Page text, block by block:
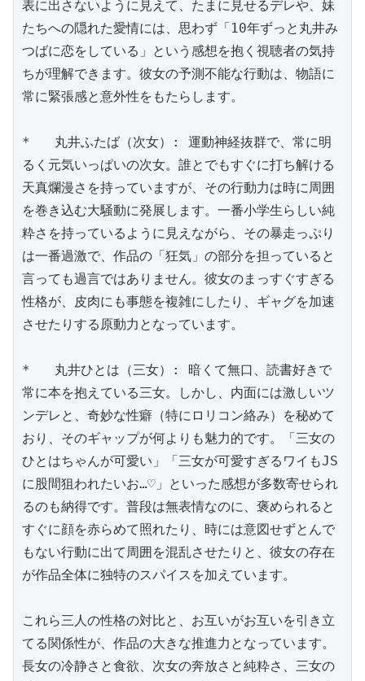
表に出さないように見えて、たまに見せるデレや、妹
たちへの隠れた愛情には、思わず「10年ずっと丸井み
つばに恋をしている」という感想を抱く視聴者の気持
ちが理解できます。彼女の予測不能な行動は、物語に
常に緊張感と意外性をもたらします。
*   丸井ふたば（次女）: 運動神経抜群で、常に明
るく元気いっぱいの次女。誰とでもすぐに打ち解ける
天真爛漫さを持っていますが、その行動力は時に周囲
を巻き込む大騒動に発展します。一番小学生らしい純
粋さを持っているように見えながら、その暴走っぷり
は一番過激で、作品の「狂気」の部分を担っていると
言っても過言ではありません。彼女のまっすぐすぎる
性格が、皮肉にも事態を複雑にしたり、ギャグを加速
させたりする原動力となっています。
*   丸井ひとは（三女）: 暗くて無口、読書好きで
常に本を抱えている三女。しかし、内面には激しいツ
ンデレと、奇妙な性癖（特にロリコン絡み）を秘めて
おり、そのギャップが何よりも魅力的です。「三女の
ひとはちゃんが可愛い」「三女が可愛すぎるワイもJS
に股間狙われたいお…♡」といった感想が多数寄せられ
るのも納得です。普段は無表情なのに、褒められると
すぐに顔を赤らめて照れたり、時には意図せずとんで
もない行動に出て周囲を混乱させたりと、彼女の存在
が作品全体に独特のスパイスを加えています。
これら三人の性格の対比と、お互いがお互いを引き立
てる関係性が、作品の大きな推進力となっています。
長女の冷静さと食欲、次女の奔放さと純粋さ、三女の